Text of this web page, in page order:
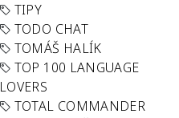
TIPY
TODO CHAT
TOMÁŠ HALÍK
TOP 100 LANGUAGE
LOVERS
TOTAL COMMANDER